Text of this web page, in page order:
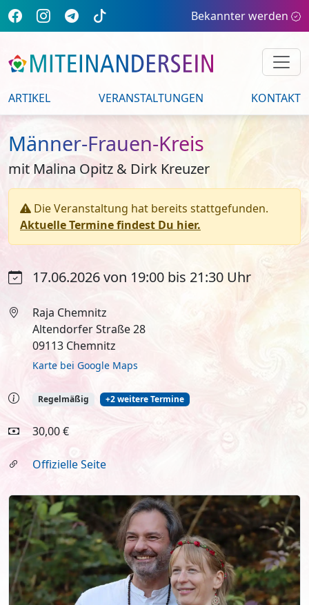
Bekannter werden
ARTIKEL VERANSTALTUNGEN KONTAKT
Männer-Frauen-Kreis
mit Malina Opitz & Dirk Kreuzer
Die Veranstaltung hat bereits stattgefunden.
Aktuelle Termine findest Du hier.
17.06.2026 von 19:00 bis 21:30 Uhr
Raja Chemnitz
Altendorfer Straße 28
09113 Chemnitz
Karte bei Google Maps
Regelmäßig +2 weitere Termine
30,00 €
Offizielle Seite